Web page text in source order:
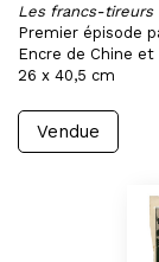
Les francs-tireurs
Premier épisode
Encre de Chine
26 x 40,5 cm
Vendue